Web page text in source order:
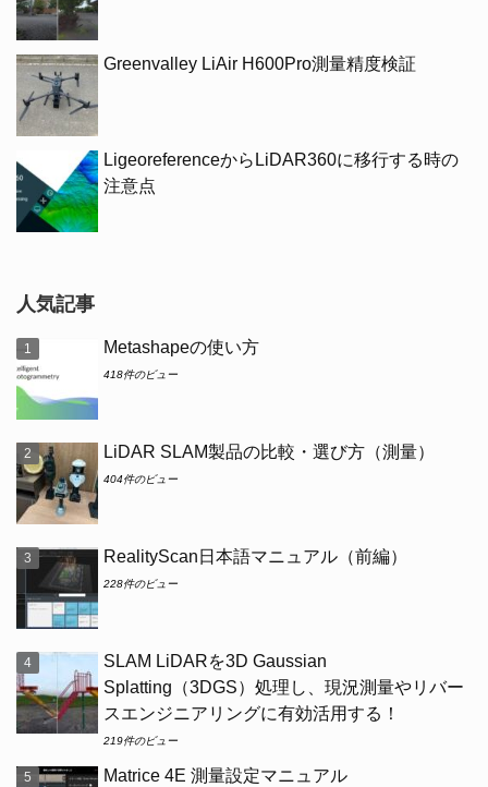
Greenvalley LiAir H600Pro測量精度検証
LigeoreferenceからLiDAR360に移行する時の
注意点
人気記事
Metashapeの使い方
418件のビュー
LiDAR SLAM製品の比較・選び方（測量）
404件のビュー
RealityScan日本語マニュアル（前編）
228件のビュー
SLAM LiDARを3D Gaussian
Splatting（3DGS）処理し、現況測量やリバー
スエンジニアリングに有効活用する！
219件のビュー
Matrice 4E 測量設定マニュアル